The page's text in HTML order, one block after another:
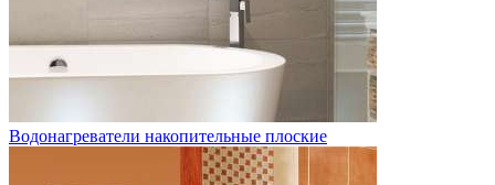
Водонагреватели накопительные плоские